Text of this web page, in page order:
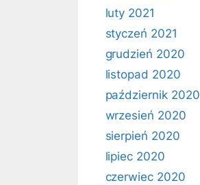
luty 2021
styczeń 2021
grudzień 2020
listopad 2020
październik 2020
wrzesień 2020
sierpień 2020
lipiec 2020
czerwiec 2020